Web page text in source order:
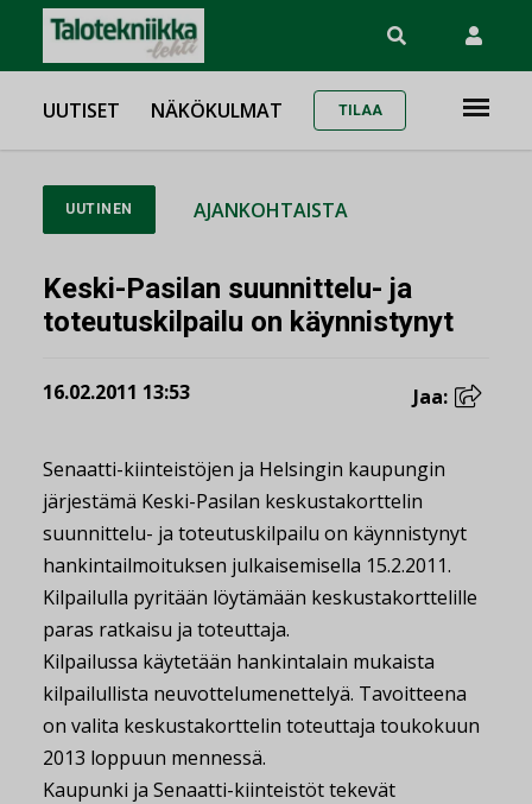
UUTISET NÄKÖKULMAT TILAA
UUTINEN AJANKOHTAISTA
Keski-Pasilan suunnittelu- ja
toteutuskilpailu on käynnistynyt
16.02.2011 13:53 Jaa:
Senaatti-kiinteistöjen ja Helsingin kaupungin
järjestämä Keski-Pasilan keskustakorttelin
suunnittelu- ja toteutuskilpailu on käynnistynyt
hankintailmoituksen julkaisemisella 15.2.2011.
Kilpailulla pyritään löytämään keskustakorttelille
paras ratkaisu ja toteuttaja.
Kilpailussa käytetään hankintalain mukaista
kilpailullista neuvottelumenettelyä. Tavoitteena
on valita keskustakorttelin toteuttaja toukokuun
2013 loppuun mennessä.
Kaupunki ja Senaatti-kiinteistöt tekevät